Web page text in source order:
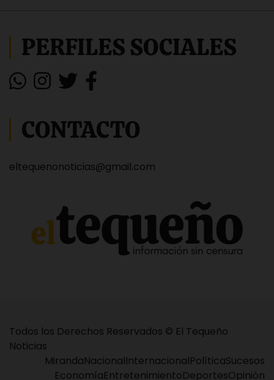
PERFILES SOCIALES
CONTACTO
eltequenonoticias@gmail.com
Todos los Derechos Reservados © El Tequeño
Noticias
MirandaNacionalInternacionalPolíticaSucesos
EconomíaEntretenimientoDeportesOpinión